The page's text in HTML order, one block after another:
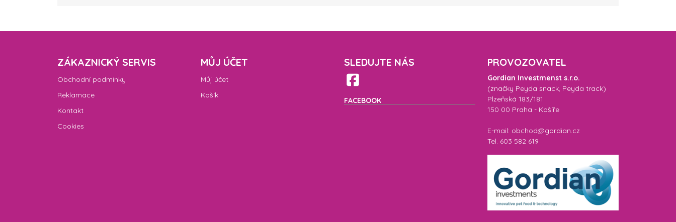
ZÁKAZNICKÝ SERVIS
Obchodní podmínky
Reklamace
Kontakt
Cookies
MŮJ ÚČET
Můj účet
Košík
SLEDUJTE NÁS
FACEBOOK
PROVOZOVATEL
Gordian Investmenst s.r.o.
(značky Peyda snack, Peyda track)
Plzeňská 183/181
150 00 Praha - Košíře
E-mail: obchod@gordian.cz
Tel. 603 582 619